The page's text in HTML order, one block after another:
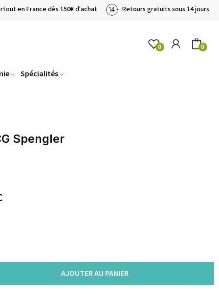
en France dès 150€ d'achat Retours gratuits sous 14 jours
0 0
Spécialités
Spengler
AJOUTER AU PANIER